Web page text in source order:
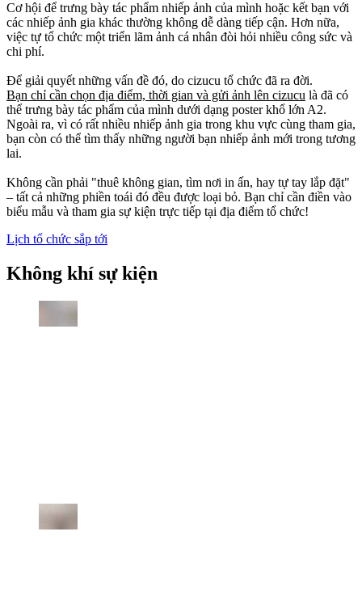
Cơ hội để trưng bày tác phẩm nhiếp ảnh của mình hoặc kết bạn với
các nhiếp ảnh gia khác thường không dễ dàng tiếp cận. Hơn nữa,
việc tự tổ chức một triển lãm ảnh cá nhân đòi hỏi nhiều công sức và
chi phí.
Để giải quyết những vấn đề đó, do cizucu tổ chức đã ra đời.
Bạn chỉ cần chọn địa điểm, thời gian và gửi ảnh lên cizucu là đã có
thể trưng bày tác phẩm của mình dưới dạng poster khổ lớn A2.
Ngoài ra, vì có rất nhiều nhiếp ảnh gia trong khu vực cùng tham gia,
bạn còn có thể tìm thấy những người bạn nhiếp ảnh mới trong tương
lai.
Không cần phải "thuê không gian, tìm nơi in ấn, hay tự tay lắp đặt"
– tất cả những phiền toái đó đều được loại bỏ. Bạn chỉ cần điền vào
biểu mẫu và tham gia sự kiện trực tiếp tại địa điểm tổ chức!
Lịch tổ chức sắp tới
Không khí sự kiện